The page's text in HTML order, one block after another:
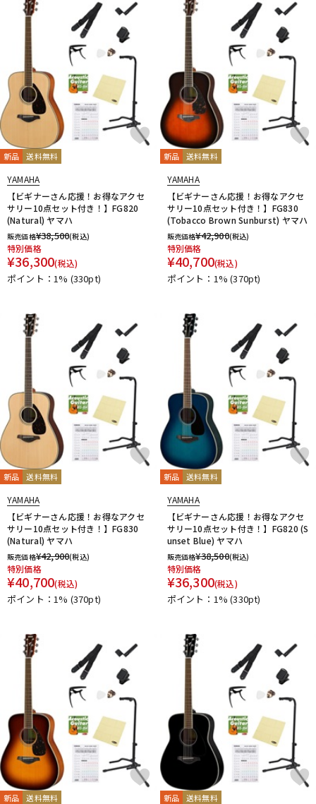
新品 送料無料
YAMAHA
【ビギナーさん応援！お得なアクセ
サリー10点セット付き！】FG820
(Natural) ヤマハ
販売価格¥38,500(税込)
特別価格
¥36,300(税込)
ポイント：1% (330pt)
新品 送料無料
YAMAHA
【ビギナーさん応援！お得なアクセ
サリー10点セット付き！】FG830
(Tobacco Brown Sunburst) ヤマハ
販売価格¥42,900(税込)
特別価格
¥40,700(税込)
ポイント：1%(370pt)
新品 送料無料
YAMAHA
【ビギナーさん応援！お得なアクセ
サリー10点セット付き！】FG830
(Natural) ヤマハ
販売価格¥42,900(税込)
特別価格
¥40,700(税込)
ポイント：1% (370pt)
新品 送料無料
YAMAHA
【ビギナーさん応援！お得なアクセ
サリー10点セット付き！】FG820 (S
unset Blue) ヤマハ
販売価格¥38,500(税込)
特別価格
¥36,300(税込)
ポイント：1%(330pt)
新品 送料無料 新品 送料無料